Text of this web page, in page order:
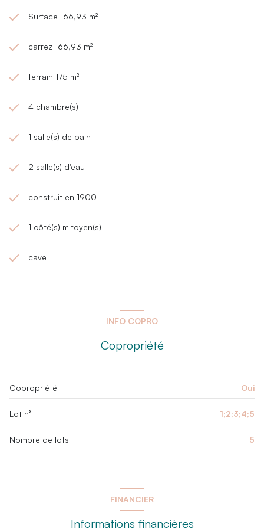
Surface 166,93 m²
carrez 166,93 m²
terrain 175 m²
4 chambre(s)
1 salle(s) de bain
2 salle(s) d'eau
construit en 1900
1 côté(s) mitoyen(s)
cave
INFO COPRO
Copropriété
Copropriété Oui
Lot n° 1;2;3;4;5
Nombre de lots 5
FINANCIER
Informations financières